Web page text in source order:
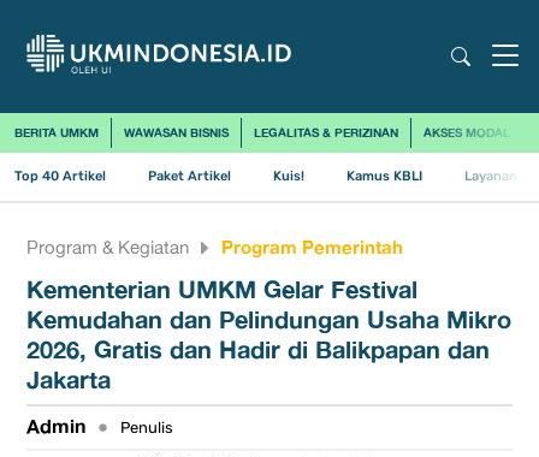
BERITA UMKM WAWASAN BISNIS LEGALITAS & PERIZINAN AKSES MODAL
Top 40 Artikel Paket Artikel Kuis! Kamus KBLI Layanan
Program & Kegiatan Program Pemerintah
Kementerian UMKM Gelar Festival
Kemudahan dan Pelindungan Usaha Mikro
2026, Gratis dan Hadir di Balikpapan dan
Jakarta
Admin • Penulis